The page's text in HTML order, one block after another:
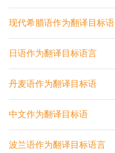
现代希腊语作为翻译目标语
日语作为翻译目标语言
丹麦语作为翻译目标语
中文作为翻译目标语
波兰语作为翻译目标语言